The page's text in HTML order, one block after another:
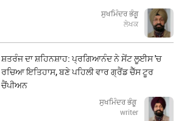
ਸੁਖਮਿੰਦਰ ਭੰਗੂ
ਲੇਖਕ
ਸ਼ਤਰੰਜ ਦਾ ਸ਼ਹਿਨਸ਼ਾਹ: ਪ੍ਰਗਿਆਨੰਦ ਨੇ ਸੇਂਟ ਲੂਈਸ 'ਚ
ਰਚਿਆ ਇਤਿਹਾਸ, ਬਣੇ ਪਹਿਲੀ ਵਾਰ ਗ੍ਰੈਂਡ ਚੈੱਸ ਟੂਰ
ਚੈਂਪੀਅਨ
ਸੁਖਮਿੰਦਰ ਭੰਗੂ
writer